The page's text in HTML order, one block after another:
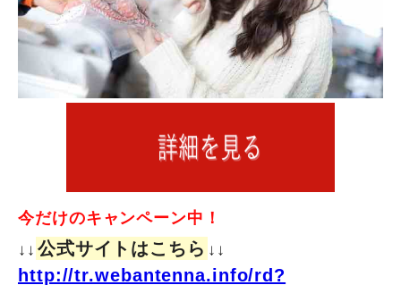
今だけのキャンペーン中！
↓↓ 公式サイトはこちら ↓↓
http://tr.webantenna.info/rd?